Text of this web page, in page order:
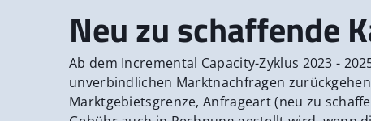
Neu zu schaffende
Ab dem Incremental Capacity-Zyklus 2023 -
unverbindlichen Marktnachfragen
Marktgebietsgrenze, Anfrageart (neu zu